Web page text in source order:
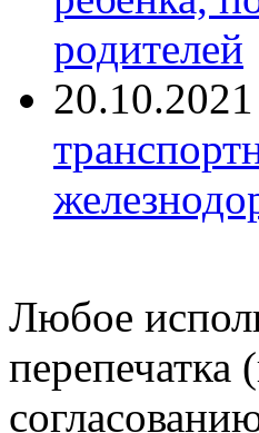
родителей
20.10.2021
Любое
перепечатка